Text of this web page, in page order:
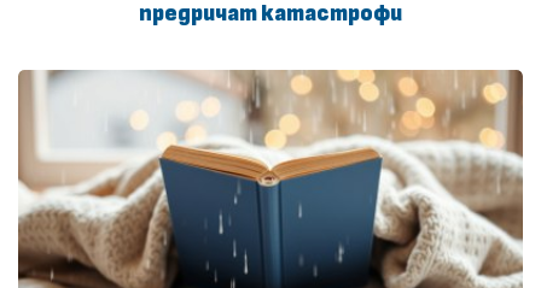
предричат катастрофи